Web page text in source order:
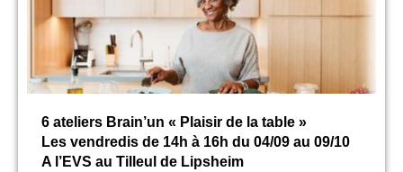
6 ateliers Brain’un « Plaisir de la table »
Les vendredis de 14h à 16h du 04/09 au 09/10
A l’EVS au Tilleul de Lipsheim